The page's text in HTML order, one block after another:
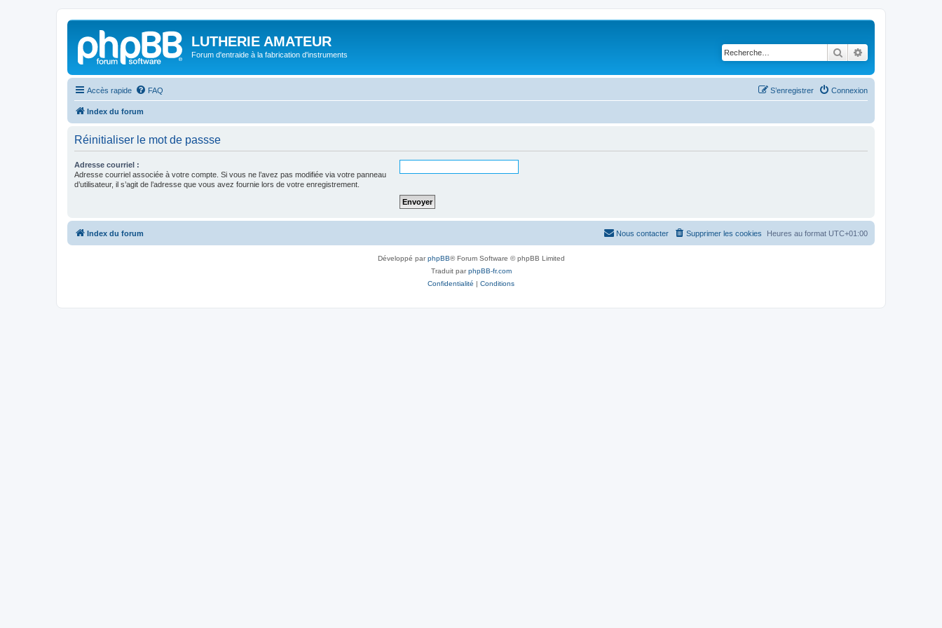
LUTHERIE AMATEUR
Forum d'entraide à la fabrication d'instruments Rechercher
Accès rapide FAQ Connexion
S’enregistrer
Index du forum
Réinitialiser le mot de passse
Adresse courriel :
Adresse courriel associée à votre compte. Si vous ne l’avez pas modifiée via votre panneau
d’utilisateur, il s’agit de l’adresse que vous avez fournie lors de votre enregistrement.
Index du forum Heures au format UTC+01:00
Supprimer les cookies
Nous contacter
Développé parphpBB® Forum Software © phpBB Limited
Traduit parphpBB-fr.com
Confidentialité | Conditions